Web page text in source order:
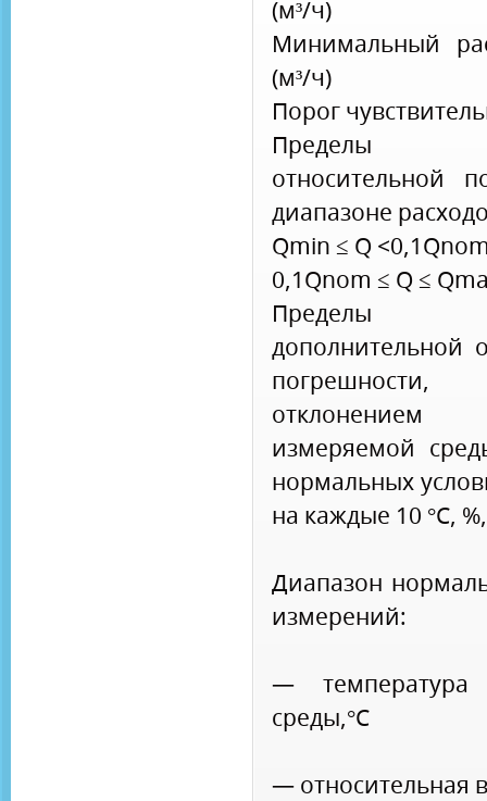
(м³/ч)
Минимальный
(м³/ч)
Порог
Пределы
относительной
диапазоне
Qmin ≤ Q
0,1Qnom ≤ Q ≤
Пределы
дополнительной
отклонением
измеряемой
нормальных
на каждые 10 °С,
Диапазон
измерений:
— температура
среды,°С
— относительная